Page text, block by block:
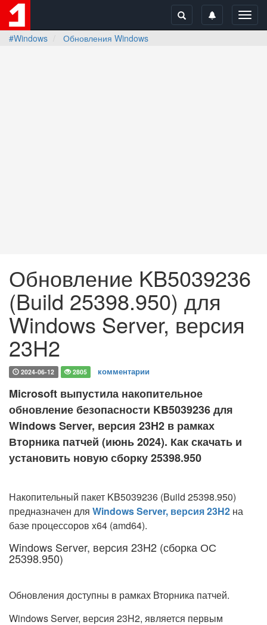
#Windows
Обновления Windows
Обновление KB5039236
(Build 25398.950) для
Windows Server, версия
23H2
2024-06-12 2805 комментарии
Microsoft выпустила накопительное
обновление безопасности KB5039236 для
Windows Server, версия 23H2 в рамках
Вторника патчей (июнь 2024). Как скачать и
установить новую сборку 25398.950
Накопительный пакет KB5039236 (Build 25398.950)
предназначен для Windows Server, версия 23H2 на
базе процессоров x64 (amd64).
Windows Server, версия 23H2 (сборка ОС
25398.950)
Обновления доступны в рамках Вторника патчей.
Windows Server, версия 23H2, является первым